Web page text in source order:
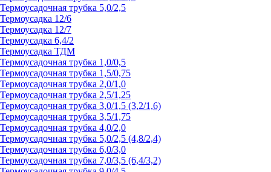
Термоусадочная трубка 5,0/2,5
Термоусадка 12/6
Термоусадка 12/7
Термоусадка 6,4/2
Термоусадка ТДМ
Термоусадочная трубка 1,0/0,5
Термоусадочная трубка 1,5/0,75
Термоусадочная трубка 2,0/1,0
Термоусадочная трубка 2,5/1,25
Термоусадочная трубка 3,0/1,5 (3,2/1,6)
Термоусадочная трубка 3,5/1,75
Термоусадочная трубка 4,0/2,0
Термоусадочная трубка 5,0/2,5 (4,8/2,4)
Термоусадочная трубка 6,0/3,0
Термоусадочная трубка 7,0/3,5 (6,4/3,2)